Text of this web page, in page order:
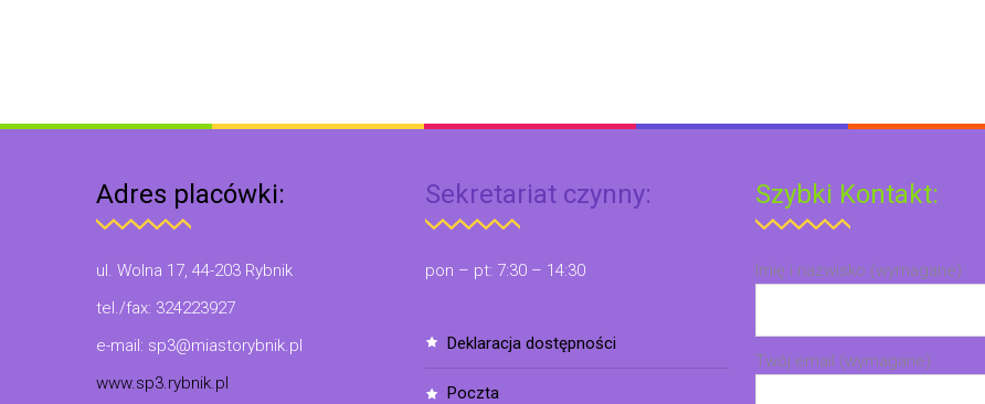
Adres placówki:
ul. Wolna 17, 44-203 Rybnik
tel./fax: 324223927
e-mail: sp3@miastorybnik.pl
www.sp3.rybnik.pl
Sekretariat czynny:
pon – pt: 7:30 – 14:30
deklaracja dostępności
poczta
Szybki Kontakt:
Imię i nazwisko (wymagane)
Twój email (wymagane)